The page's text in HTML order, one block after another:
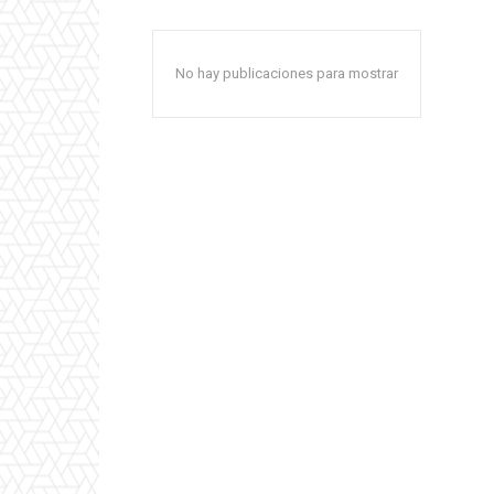
No hay publicaciones para mostrar